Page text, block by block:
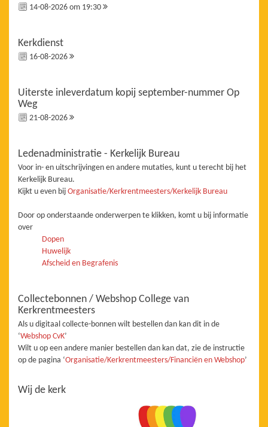
14-08-2026 om 19:30
Kerkdienst
16-08-2026
Uiterste inleverdatum kopij september-nummer Op
Weg
21-08-2026
Ledenadministratie - Kerkelijk Bureau
Voor in- en uitschrijvingen en andere mutaties, kunt u terecht bij het
Kerkelijk Bureau.
Kijkt u even bij Organisatie/Kerkrentmeesters/Kerkelijk Bureau
Door op onderstaande onderwerpen te klikken, komt u bij informatie
over
Dopen
Huwelijk
Afscheid en Begrafenis
Collectebonnen / Webshop College van
Kerkrentmeesters
Als u digitaal collecte-bonnen wilt bestellen dan kan dit in de
‘Webshop CvK’
Wilt u op een andere manier bestellen dan kan dat, zie de instructie
op de pagina ‘Organisatie/Kerkrentmeesters/Financiën en Webshop’
Wij de kerk